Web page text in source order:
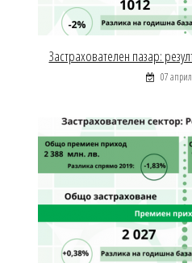
Застрахователен пазар:
07